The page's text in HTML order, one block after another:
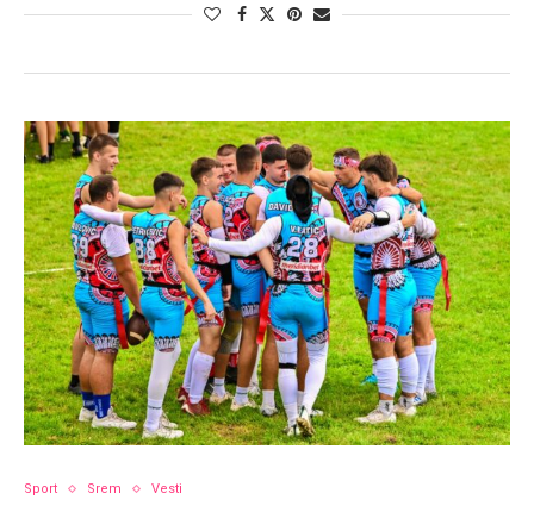
Sport Srem Vesti